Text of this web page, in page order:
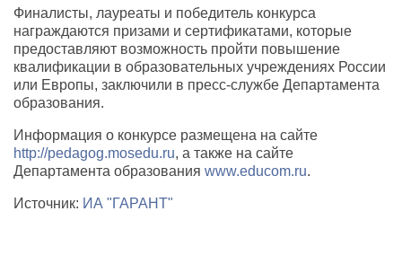
Финалисты, лауреаты и победитель конкурса
награждаются призами и сертификатами, которые
предоставляют возможность пройти повышение
квалификации в образовательных учреждениях России
или Европы, заключили в пресс-службе Департамента
образования.
Информация о конкурсе размещена на сайте
http://pedagog.mosedu.ru, а также на сайте
Департамента образования www.educom.ru.
Источник: ИА "ГАРАНТ"